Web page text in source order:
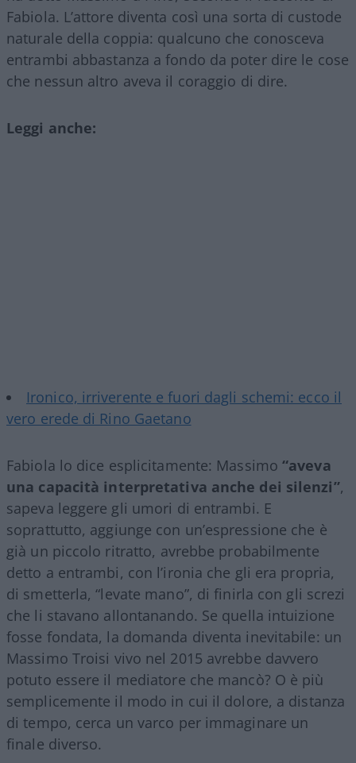
Fabiola. L’attore diventa così una sorta di custode
naturale della coppia: qualcuno che conosceva
entrambi abbastanza a fondo da poter dire le cose
che nessun altro aveva il coraggio di dire.
Leggi anche:
Ironico, irriverente e fuori dagli schemi: ecco il
vero erede di Rino Gaetano
Fabiola lo dice esplicitamente: Massimo “aveva
una capacità interpretativa anche dei silenzi”,
sapeva leggere gli umori di entrambi. E
soprattutto, aggiunge con un’espressione che è
già un piccolo ritratto, avrebbe probabilmente
detto a entrambi, con l’ironia che gli era propria,
di smetterla, “levate mano”, di finirla con gli screzi
che li stavano allontanando. Se quella intuizione
fosse fondata, la domanda diventa inevitabile: un
Massimo Troisi vivo nel 2015 avrebbe davvero
potuto essere il mediatore che mancò? O è più
semplicemente il modo in cui il dolore, a distanza
di tempo, cerca un varco per immaginare un
finale diverso.